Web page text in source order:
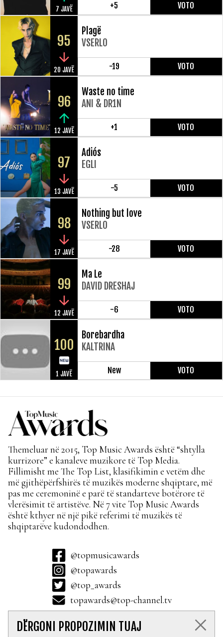
7 JAVË +5 VOTO
95
20 JAVË
Plagë
VSERLO
-19 VOTO
96
12 JAVË
Waste no time
ANI & DR1N
+1 VOTO
97
13 JAVË
Adiós
EGLI
-5 VOTO
98
17 JAVË
Nothing but love
VSERLO
-28 VOTO
99
12 JAVË
Ma Le
DAVID DRESHAJ
-6 VOTO
100
1 JAVË
Borebardha
KALTRINA
New VOTO
DËRGONI PROPOZIMIN TUAJ
Themeluar në 2015, Top Music Awards është “shtylla
kurrizore” e kanaleve muzikore të Top Media.
Fillimisht me The Top List, klasifikimin e vetëm dhe
më gjithëpërfshirës të muzikës moderne shqiptare, më
pas me ceremoninë e parë të standarteve botërore të
vlerësimit të artistëve. Në 7 vite Top Music Awards
është kthyer në një pikë referimi të muzikës të
shqiptarëve kudondodhen.
@topmusicawards
@topawards
@top_awards
topawards@top-channel.tv